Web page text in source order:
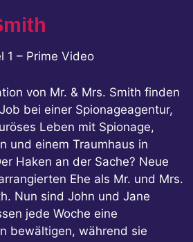
1 – Prime Video
von Mr. & Mrs. Smith finden
bei einer Spionageagentur,
Leben mit Spionage,
und einem Traumhaus in
Haken an der Sache? Neue
Ehe als Mr. und Mrs.
Nun sind John und Jane
jede Woche eine
bewältigen, während sie